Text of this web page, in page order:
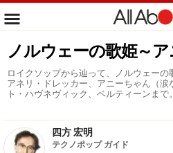
ノルウェーの歌姫～
ロイクソップから辿って、ノルウェーの
アネリ・ドレッカー、アニーちゃん（涙
ト・ハヴネヴィック、ベルティーンまで。
四方 宏明
テクノポップ ガイド